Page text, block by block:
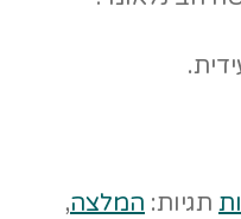
תגיות: המלצה,